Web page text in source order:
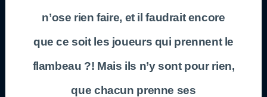
n’ose rien faire, et il faudrait encore
que ce soit les joueurs qui prennent le
flambeau ?! Mais ils n’y sont pour rien,
que chacun prenne ses